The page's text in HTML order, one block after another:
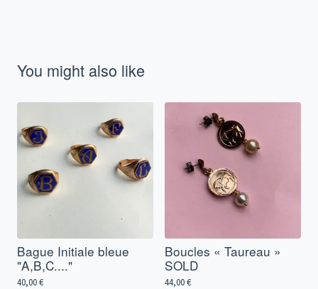
You might also like
Bague Initiale bleue
"A,B,C...."
40,00€
Boucles « Taureau »
SOLD
44,00€